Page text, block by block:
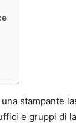
una stampante
e gruppi di